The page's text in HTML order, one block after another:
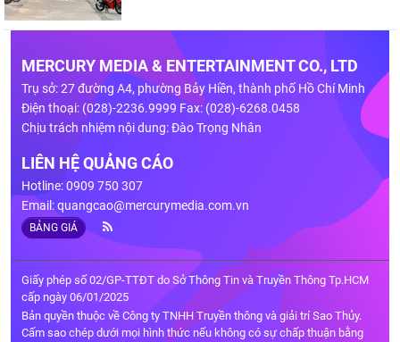
MERCURY MEDIA & ENTERTAINMENT CO., LTD
Trụ sở: 27 đường A4, phường Bảy Hiền, thành phố Hồ Chí Minh
Điện thoại: (028)-2236.9999 Fax: (028)-6268.0458
Chịu trách nhiệm nội dung: Đào Trọng Nhân
LIÊN HỆ QUẢNG CÁO
Hotline: 0909 750 307
Email:quangcao@mercurymedia.com.vn
BẢNG GIÁ
Giấy phép số 02/GP-TTĐT do Sở Thông Tin và Truyền Thông Tp.HCM
cấp ngày 06/01/2025
Bản quyền thuộc về Công ty TNHH Truyền thông và giải trí Sao Thủy.
Cấm sao chép dưới mọi hình thức nếu không có sự chấp thuận bằng